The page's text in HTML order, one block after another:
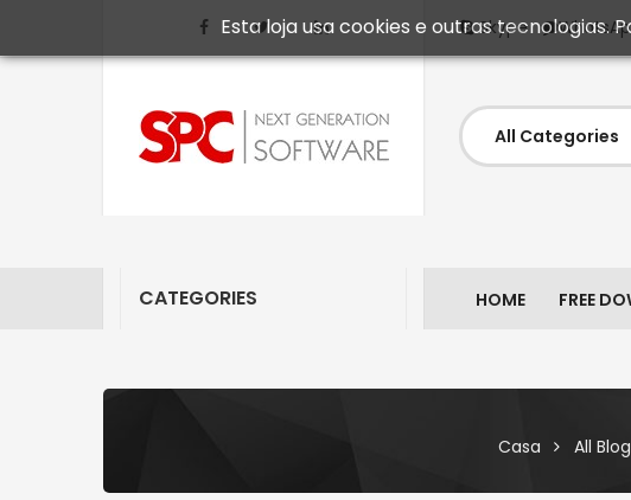
Skype
CATEGORIES HOME FREE
Casa All
Esta loja usa cookies e outras tecnologias.